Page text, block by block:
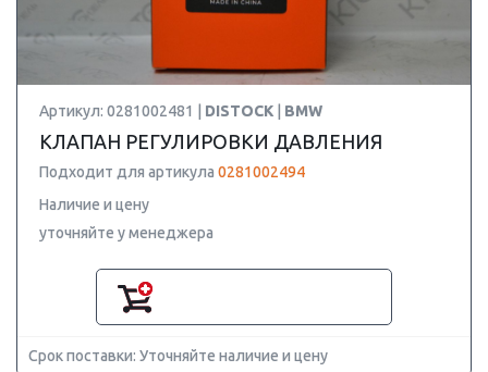
Артикул: 0281002481 | DISTOCK BMW
КЛАПАН РЕГУЛИРОВКИ ДАВЛЕНИЯ
Подходит для артикула 0281002494
Наличие и цену
уточняйте у менеджера
Срок поставки: Уточняйте наличие и цену